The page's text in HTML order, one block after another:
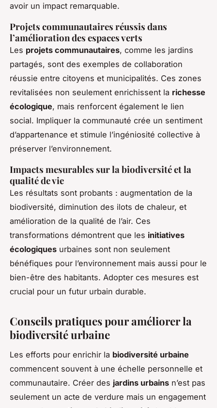
avoir un impact remarquable.
Projets communautaires réussis dans
l’amélioration des espaces verts
Les projets communautaires, comme les jardins
partagés, sont des exemples de collaboration
réussie entre citoyens et municipalités. Ces zones
revitalisées non seulement enrichissent la richesse
écologique, mais renforcent également le lien
social. Impliquer la communauté crée un sentiment
d’appartenance et stimule l’ingéniosité collective à
préserver l’environnement.
Impacts mesurables sur la biodiversité et la
qualité de vie
Les résultats sont probants : augmentation de la
biodiversité, diminution des ilots de chaleur, et
amélioration de la qualité de l’air. Ces
transformations démontrent que les initiatives
écologiques urbaines sont non seulement
bénéfiques pour l’environnement mais aussi pour le
bien-être des habitants. Adopter ces mesures est
crucial pour un futur urbain durable.
Conseils pratiques pour améliorer la
biodiversité urbaine
Les efforts pour enrichir la biodiversité urbaine
commencent souvent à une échelle personnelle et
communautaire. Créer des jardins urbains n’est pas
seulement un acte de verdure mais un engagement